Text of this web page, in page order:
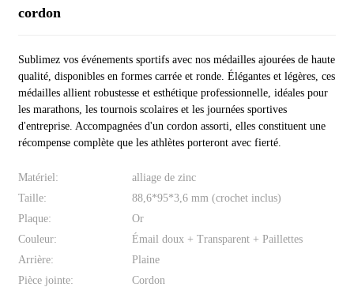
cordon
Sublimez vos événements sportifs avec nos médailles ajourées de haute
qualité, disponibles en formes carrée et ronde. Élégantes et légères, ces
médailles allient robustesse et esthétique professionnelle, idéales pour
les marathons, les tournois scolaires et les journées sportives
d'entreprise. Accompagnées d'un cordon assorti, elles constituent une
récompense complète que les athlètes porteront avec fierté.
Matériel:
alliage de zinc
Taille:
88,6*95*3,6 mm (crochet inclus)
Plaque:
Or
Couleur:
Émail doux + Transparent + Paillettes
Arrière:
Plaine
Pièce jointe:
Cordon